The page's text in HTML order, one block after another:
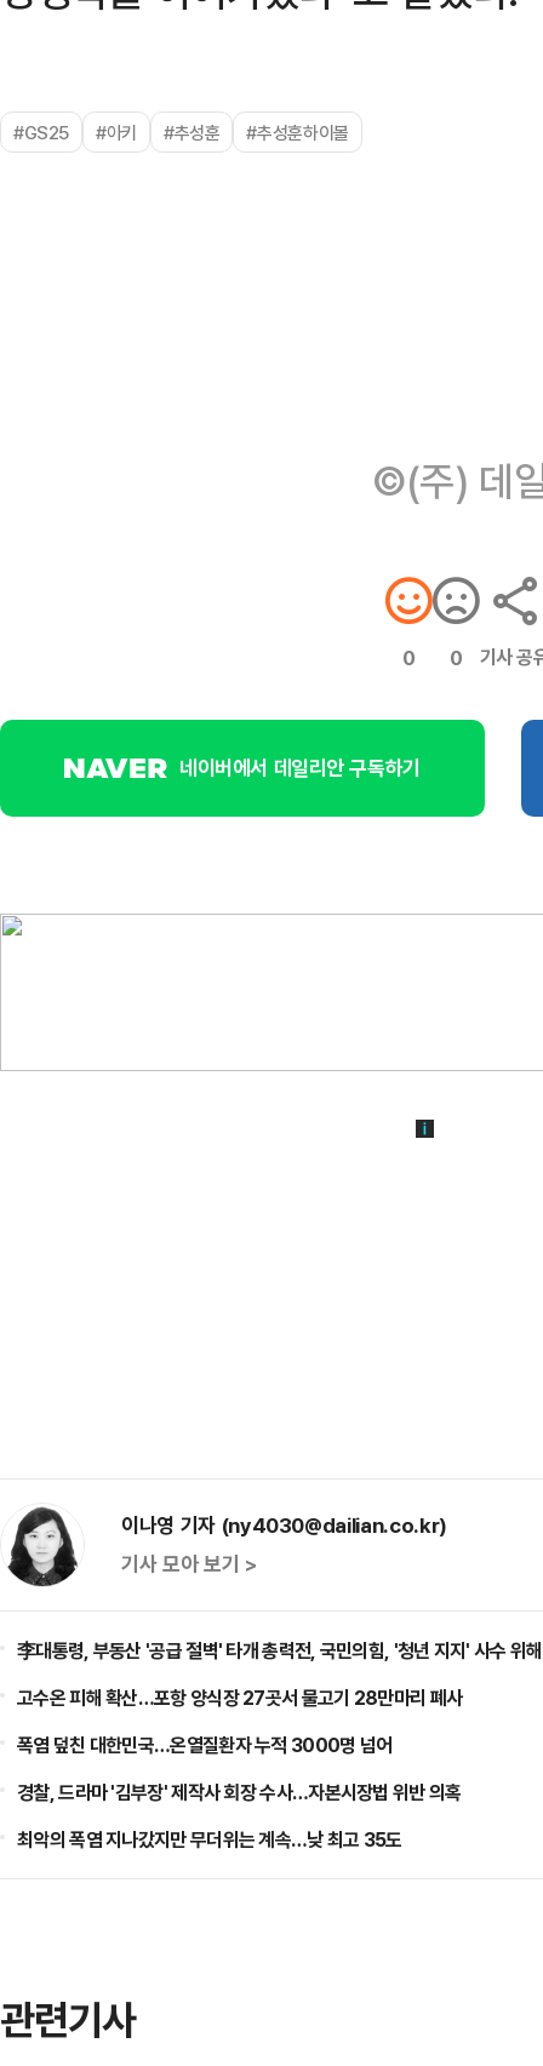
#GS25 #아키 #추성훈 #추성훈하이볼
©(주) 데
0 0 기사 공
네이버에서 데일리안 구독하기
이나영 기자 (ny4030@dailian.co.kr)
기사 모아 보기 >
李대통령, 부동산 '공급 절벽' 타개 총력전, 국민의힘, '청년 지지' 사수 위
고수온 피해 확산…포항 양식장 27곳서 물고기 28만마리 폐사
폭염 덮친 대한민국…온열질환자 누적 3000명 넘어
경찰, 드라마 '김부장' 제작사 회장 수사…자본시장법 위반 의혹
최악의 폭염 지나갔지만 무더위는 계속…낮 최고 35도
관련기사